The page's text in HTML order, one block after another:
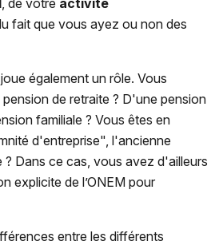
fait que vous ayez ou non des
joue également un rôle. Vous
de retraite ? D'une pension
familiale ? Vous êtes en
d'entreprise", l'ancienne
? Dans ce cas, vous avez d'ailleurs
explicite de l’ONEM pour
entre les différents